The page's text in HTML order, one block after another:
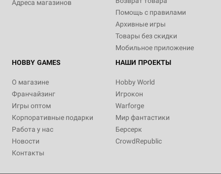
Адреса магазинов
Помощь с правилами
Архивные игры
Товары без скидки
Мобильное приложение
HOBBY GAMES
О магазине
Франчайзинг
Игры оптом
Корпоративные подарки
Работа у нас
Новости
Контакты
НАШИ ПРОЕКТЫ
Hobby World
Игрокон
Warforge
Мир фантастики
Берсерк
CrowdRepublic